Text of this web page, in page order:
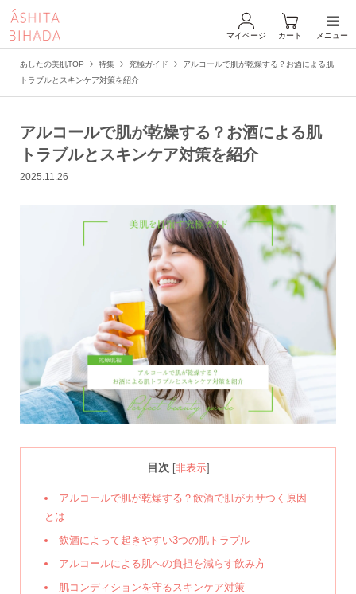
マイページ カート メニュー
あしたの美肌TOP 特集 究極ガイド
アルコールで肌が乾燥する？お酒による肌
トラブルとスキンケア対策を紹介
アルコールで肌が乾燥する？お酒による肌
トラブルとスキンケア対策を紹介
2025.11.26
目次 [非表示]
アルコールで肌が乾燥する？飲酒で肌がカサつく原因
とは
飲酒によって起きやすい3つの肌トラブル
アルコールによる肌への負担を減らす飲み方
肌コンディションを守るスキンケア対策